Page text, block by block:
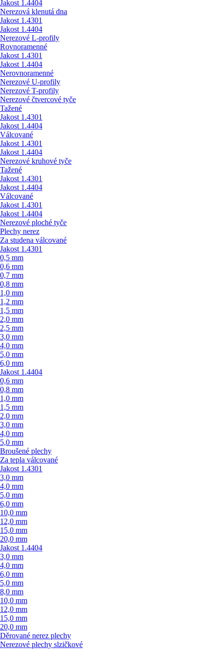
Jakost 1.4404
Nerezová klenutá dna
Jakost 1.4301
Jakost 1.4404
Nerezové L-profily
Rovnoramenné
Jakost 1.4301
Jakost 1.4404
Nerovnoramenné
Nerezové U-profily
Nerezové T-profily
Nerezové čtvercové tyče
Tažené
Jakost 1.4301
Jakost 1.4404
Válcované
Jakost 1.4301
Jakost 1.4404
Nerezové kruhové tyče
Tažené
Jakost 1.4301
Jakost 1.4404
Válcované
Jakost 1.4301
Jakost 1.4404
Nerezové ploché tyče
Plechy nerez
Za studena válcované
Jakost 1.4301
0,5 mm
0,6 mm
0,7 mm
0,8 mm
1,0 mm
1,2 mm
1,5 mm
2,0 mm
2,5 mm
3,0 mm
4,0 mm
5,0 mm
6,0 mm
Jakost 1.4404
0,6 mm
0,8 mm
1,0 mm
1,5 mm
2,0 mm
3,0 mm
4,0 mm
5,0 mm
Broušené plechy
Za tepla válcované
Jakost 1.4301
3,0 mm
4,0 mm
5,0 mm
6,0 mm
10,0 mm
12,0 mm
15,0 mm
20,0 mm
Jakost 1.4404
3,0 mm
4,0 mm
6,0 mm
5,0 mm
8,0 mm
10,0 mm
12,0 mm
15,0 mm
20,0 mm
Děrované nerez plechy
Nerezové plechy slzičkové